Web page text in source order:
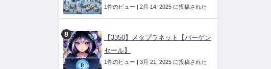
1件のビュー | 2月 14, 2025 に投稿された
【3350】メタプラネット【バーゲン
セール】
1件のビュー | 3月 21, 2025 に投稿された